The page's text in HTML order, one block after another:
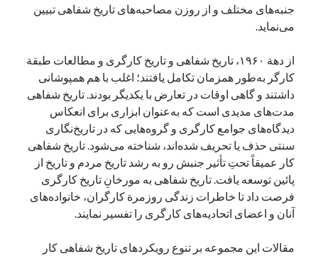
جنبه‌های مختلف و از روزن مصاحبه‌های تاریخ شفاهی تبیین
می‌نماید.
از دهة ۱۹۶۰، تاریخ شفاهی و تاریخ کارگری و مطالعات طبقة
کارگر به‌طور همزمان تکامل یافتند؛ اغلب با هم همپوشانی
داشتند و گاهی اوقات در تعارض با یکدیگر بودند. تاریخ شفاهی
مدت‌های مدیدی است که به‌عنوان ابزاری برای انعکاس
دیدگاه‌های جوامع کارگری و گروه‌هایی که در تاریخ‌نگاری
سنتی حذف یا تحریف شده‌اند، شناخته می‌شود. تاریخ شفاهی
کار عمیقاً تحتِ تأثیر جنبش رو به رشد تاریخ مردم و تاریخ از
پائین توسعه یافت. تاریخ شفاهی به مورخانِ تاریخ کارگری
فرصت داد تا خاطرات زندگی روزمرة کارگران، خانواده‌های
آنان و اعضای اتحادیه‌های کارگری را تفسیر نمایند.
مقالات این مجموعه بر تنوع رویکردهای تاریخ شفاهی کار